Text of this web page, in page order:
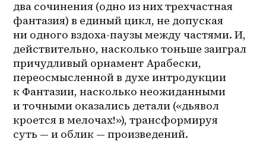
два сочинения (одно из них трехчастная
фантазия) в единый цикл, не допуская
ни одного вздоха-паузы между частями. И,
действительно, насколько тоньше заиграл
причудливый орнамент Арабески,
переосмысленной в духе интродукции
к Фантазии, насколько неожиданными
и точными оказались детали («дьявол
кроется в мелочах!»), трансформируя
суть — и облик — произведений.